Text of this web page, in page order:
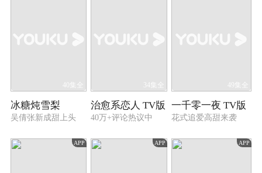
40集全
冰糖炖雪梨
吴倩张新成甜上头
34集全
治愈系恋人 TV版
40万+评论热议中
49集全
一千零一夜 TV版
花式追爱高甜来袭
APP APP APP